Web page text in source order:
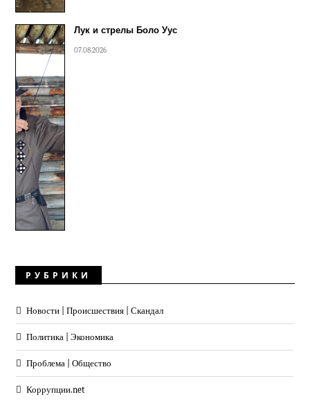
Лук и стрелы Боло Уус
07.08.2026
РУБРИКИ
Новости | Происшествия | Скандал
Политика | Экономика
Проблема | Общество
Коррупции.net